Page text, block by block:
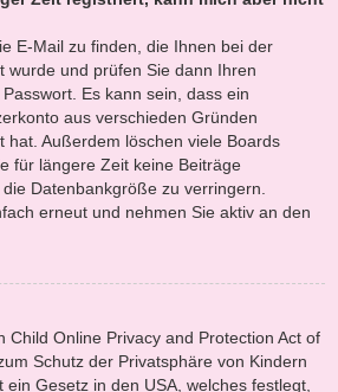
E-Mail zu finden, die Ihnen bei der
wurde und prüfen Sie dann Ihren
Es kann sein, dass ein
aus verschieden Gründen
hat. Außerdem löschen viele Boards
für längere Zeit keine Beiträge
Datenbankgröße zu verringern.
erneut und nehmen Sie aktiv an den
Child Online Privacy and Protection Act of
Schutz der Privatsphäre von Kindern
Gesetz in den USA, welches festlegt,